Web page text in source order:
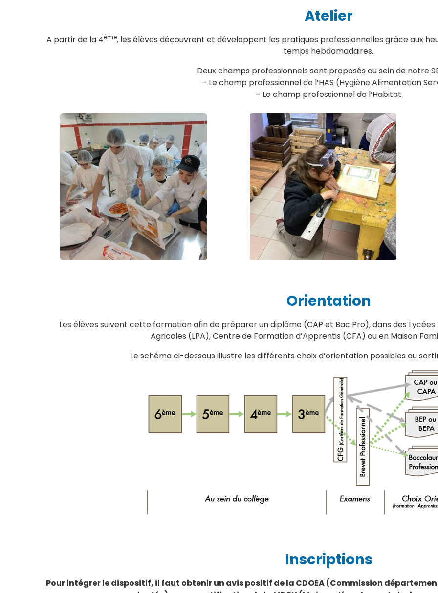
Atelier
A partir de la 4ème, les élèves découvrent et développent les pratiques professionnelles grâce aux
temps hebdomadaires.
Deux champs professionnels sont proposés au sein de notre
– Le champ professionnel de l’HAS (Hygiène Alimentation
– Le champ professionnel de l’Habitat
Orientation
Les élèves suivent cette formation afin de préparer un diplôme (CAP et Bac Pro), dans des Lycées
Agricoles (LPA), Centre de Formation d’Apprentis (CFA) ou en Maison
Le schéma ci-dessous illustre les différents choix d’orientation possibles au sortir
Inscriptions
Pour intégrer le dispositif, il faut obtenir un avis positif de la CDOEA (Commission